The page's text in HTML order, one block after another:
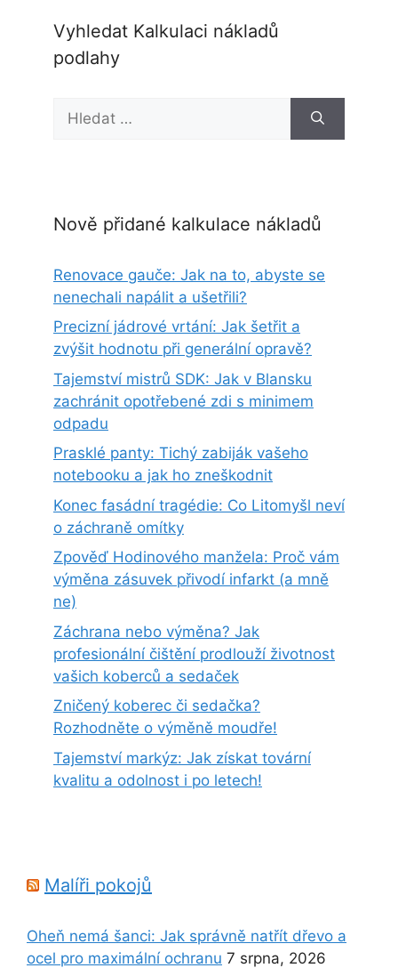
Vyhledat Kalkulaci nákladů
podlahy
Nově přidané kalkulace nákladů
Renovace gauče: Jak na to, abyste se
nenechali napálit a ušetřili?
Precizní jádrové vrtání: Jak šetřit a
zvýšit hodnotu při generální opravě?
Tajemství mistrů SDK: Jak v Blansku
zachránit opotřebené zdi s minimem
odpadu
Prasklé panty: Tichý zabiják vašeho
notebooku a jak ho zneškodnit
Konec fasádní tragédie: Co Litomyšl neví
o záchraně omítky
Zpověď Hodinového manžela: Proč vám
výměna zásuvek přivodí infarkt (a mně
ne)
Záchrana nebo výměna? Jak
profesionální čištění prodlouží životnost
vašich koberců a sedaček
Zničený koberec či sedačka?
Rozhodněte o výměně moudře!
Tajemství markýz: Jak získat tovární
kvalitu a odolnost i po letech!
Malíři pokojů
Oheň nemá šanci: Jak správně natřít dřevo a
ocel pro maximální ochranu 7 srpna, 2026